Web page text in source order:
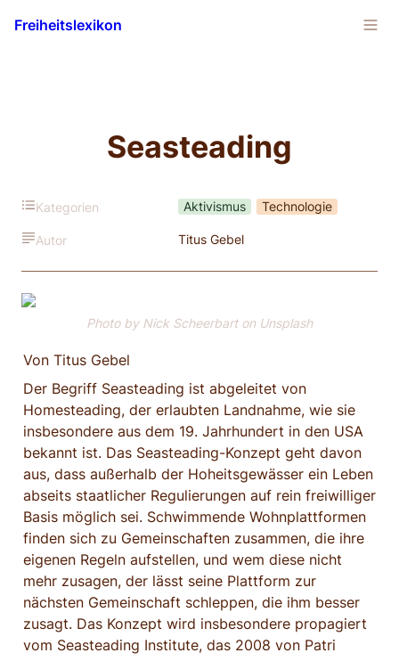
Freiheitslexikon
Seasteading
Kategorien Aktivismus Technologie
Autor Titus Gebel
Photo by Nick Scheerbart on Unsplash
Von Titus Gebel
Der Begriff Seasteading ist abgeleitet von
Homesteading, der erlaubten Landnahme, wie sie
insbesondere aus dem 19. Jahrhundert in den USA
bekannt ist. Das Seasteading-Konzept geht davon
aus, dass außerhalb der Hoheitsgewässer ein Leben
abseits staatlicher Regulierungen auf rein freiwilliger
Basis möglich sei. Schwimmende Wohnplattformen
finden sich zu Gemeinschaften zusammen, die ihre
eigenen Regeln aufstellen, und wem diese nicht
mehr zusagen, der lässt seine Plattform zur
nächsten Gemeinschaft schleppen, die ihm besser
zusagt. Das Konzept wird insbesondere propagiert
vom Seasteading Institute, das 2008 von Patri